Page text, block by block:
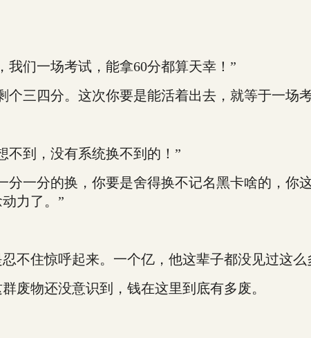
们一场考试，能拿60分都算天幸！”
三四分。这次你要是能活着出去，就等于一场
到，没有系统换不到的！”
一分的换，你要是舍得换不记名黑卡啥的，你
力了。”
住惊呼起来。一个亿，他这辈子都没见过这么
物还没意识到，钱在这里到底有多废。